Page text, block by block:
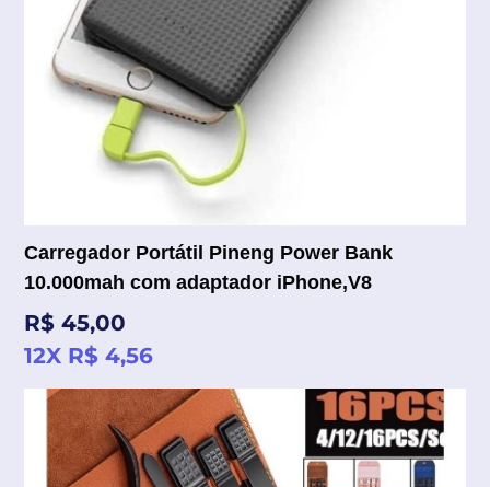
Carregador Portátil Pineng Power Bank
10.000mah com adaptador iPhone,V8
Preço
normal
R$ 45,00
12X R$ 4,56